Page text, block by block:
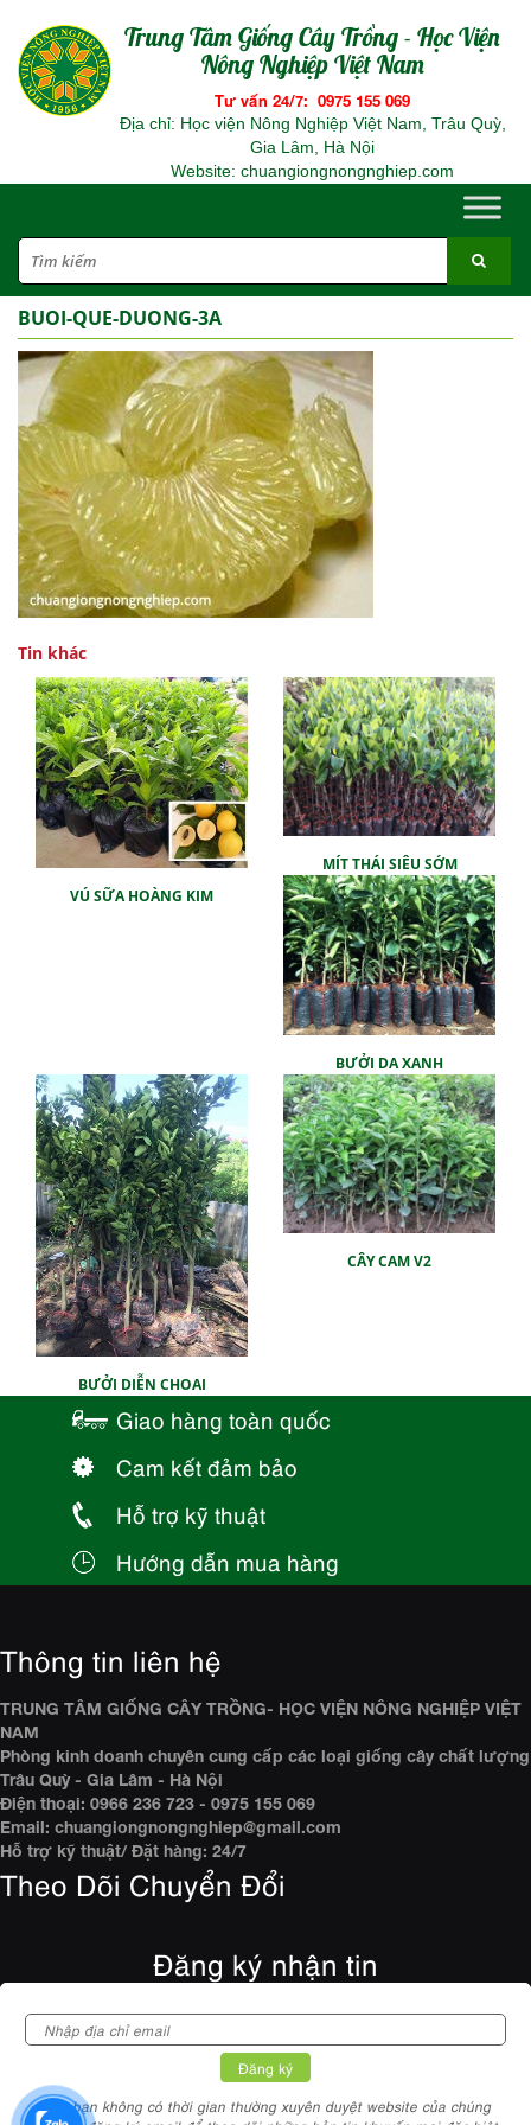
Trung Tâm Giống Cây Trồng - Học Viện
Nông Nghiệp Việt Nam
Tư vấn 24/7: 0975 155 069
Địa chỉ: Học viện Nông Nghiệp Việt Nam, Trâu Quỳ,
Gia Lâm, Hà Nội
Website: chuangiongnongnghiep.com
BUOI-QUE-DUONG-3A
Tin khác
VÚ SỮA HOÀNG KIM
MÍT THÁI SIÊU SỚM
BƯỞI DA XANH
BƯỞI DIỄN CHOAI
CÂY CAM V2
Giao hàng toàn quốc
Cam kết đảm bảo
Hỗ trợ kỹ thuật
Hướng dẫn mua hàng
Thông tin liên hệ
TRUNG TÂM GIỐNG CÂY TRỒNG- HỌC VIỆN NÔNG NGHIỆP VIỆT
NAM
Phòng kinh doanh chuyên cung cấp các loại giống cây chất lượng
Trâu Quỳ - Gia Lâm - Hà Nội
Điện thoại: 0966 236 723 - 0975 155 069
Email: chuangiongnongnghiep@gmail.com
Hỗ trợ kỹ thuật/ Đặt hàng: 24/7
Theo Dõi Chuyển Đổi
Đăng ký nhận tin
Nếu bạn không có thời gian thường xuyên duyệt website của chúng